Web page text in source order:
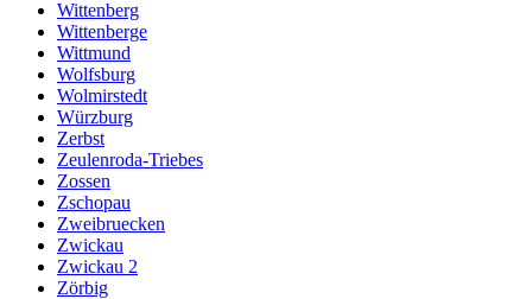
Wittenberg
Wittenberge
Wittmund
Wolfsburg
Wolmirstedt
Würzburg
Zerbst
Zeulenroda-Triebes
Zossen
Zschopau
Zweibruecken
Zwickau
Zwickau 2
Zörbig